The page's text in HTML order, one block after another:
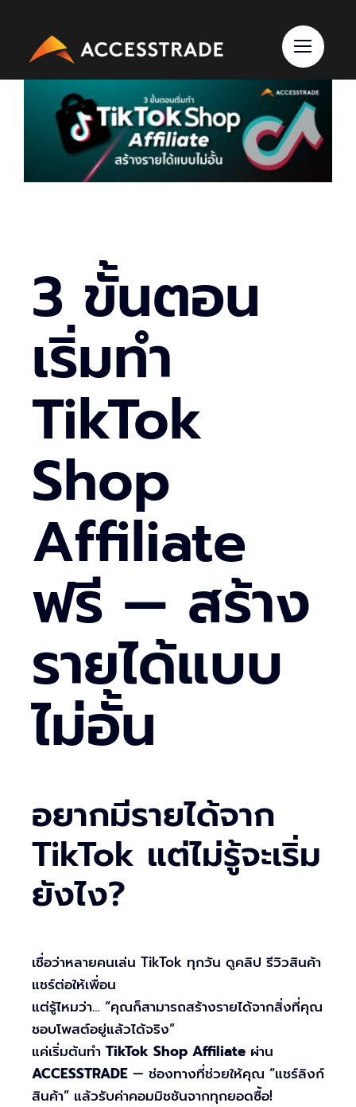
content
3 ขั้นตอน
เริ่มทำ
TikTok
Shop
Affiliate
ฟรี — สร้าง
รายได้แบบ
ไม่อั้น
อยากมีรายได้จาก
TikTok แต่ไม่รู้จะเริ่ม
ยังไง?
เชื่อว่าหลายคนเล่น TikTok ทุกวัน ดูคลิป รีวิวสินค้า
แชร์ต่อให้เพื่อน
แต่รู้ไหมว่า… “คุณก็สามารถสร้างรายได้จากสิ่งที่คุณ
ชอบโพสต์อยู่แล้วได้จริง”
แค่เริ่มต้นทำ TikTok Shop Affiliate ผ่าน
ACCESSTRADE — ช่องทางที่ช่วยให้คุณ “แชร์ลิงก์
สินค้า” แล้วรับค่าคอมมิชชันจากทุกยอดซื้อ!